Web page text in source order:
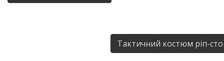
Тактичний костюм ріп-